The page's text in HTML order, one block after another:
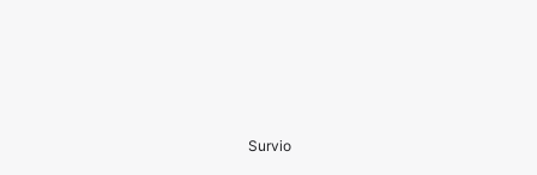
Survio